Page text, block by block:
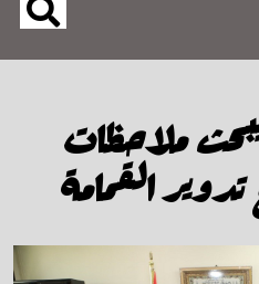
ملاحظات
تدوير القمامة